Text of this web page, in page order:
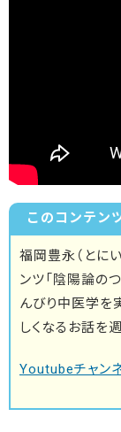
このコンテン
福岡豊永（とに
ンツ「陰陽論の
んびり中医学を
しくなるお話を
Youtubeチャン